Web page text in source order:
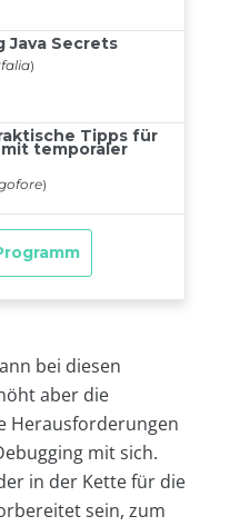
bei diesen
aber die
Herausforderungen
mit sich.
in der Kette für die
sein, zum